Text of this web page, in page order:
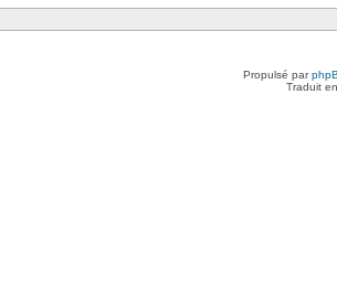
Propulsé par
Traduit